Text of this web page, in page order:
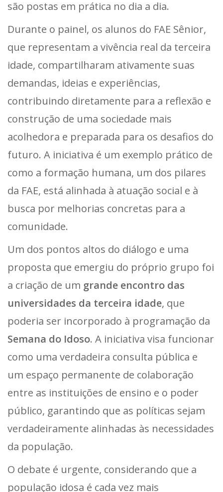
são postas em prática no dia a dia.
Durante o painel, os alunos do FAE Sênior,
que representam a vivência real da terceira
idade, compartilharam ativamente suas
demandas, ideias e experiências,
contribuindo diretamente para a reflexão e
construção de uma sociedade mais
acolhedora e preparada para os desafios do
futuro. A iniciativa é um exemplo prático de
como a formação humana, um dos pilares
da FAE, está alinhada à atuação social e à
busca por melhorias concretas para a
comunidade.
Um dos pontos altos do diálogo e uma
proposta que emergiu do próprio grupo foi
a criação de um grande encontro das
universidades da terceira idade, que
poderia ser incorporado à programação da
Semana do Idoso. A iniciativa visa funcionar
como uma verdadeira consulta pública e
um espaço permanente de colaboração
entre as instituições de ensino e o poder
público, garantindo que as políticas sejam
verdadeiramente alinhadas às necessidades
da população.
O debate é urgente, considerando que a
população idosa é cada vez mais